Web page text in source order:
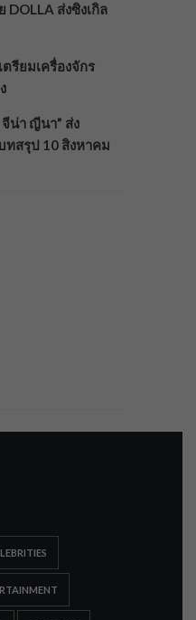
DOLLA ส่งซิงเกิล
รียมเครื่องจักร
น่า ญีนา” ส่ง
ทสรุป 10 สิงหาคม